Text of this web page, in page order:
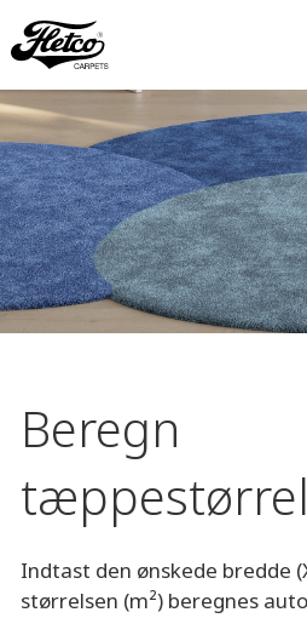
Beregn
Indtast den ønskede bredde
størrelsen (m²) beregnes